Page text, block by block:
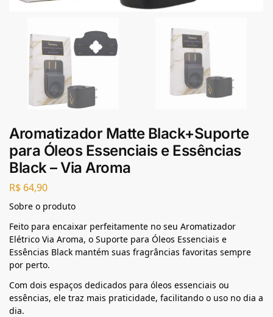
Aromatizador Matte Black+Suporte
para Óleos Essenciais e Essências
Black – Via Aroma
R$ 64,90
Sobre o produto
Feito para encaixar perfeitamente no seu Aromatizador
Elétrico Via Aroma, o Suporte para Óleos Essenciais e
Essências Black mantém suas fragrâncias favoritas sempre
por perto.
Com dois espaços dedicados para óleos essenciais ou
essências, ele traz mais praticidade, facilitando o uso no dia a
dia.